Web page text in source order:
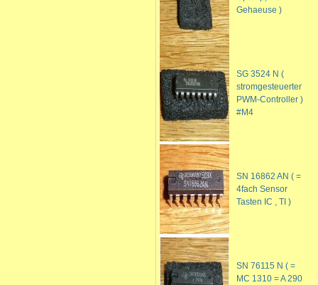
Gehaeuse )
SG 3524 N (
stromgesteuerter
PWM-Controller )
#M4
SN 16862 AN ( =
4fach Sensor
Tasten IC , TI )
SN 76115 N ( =
MC 1310 = A 290